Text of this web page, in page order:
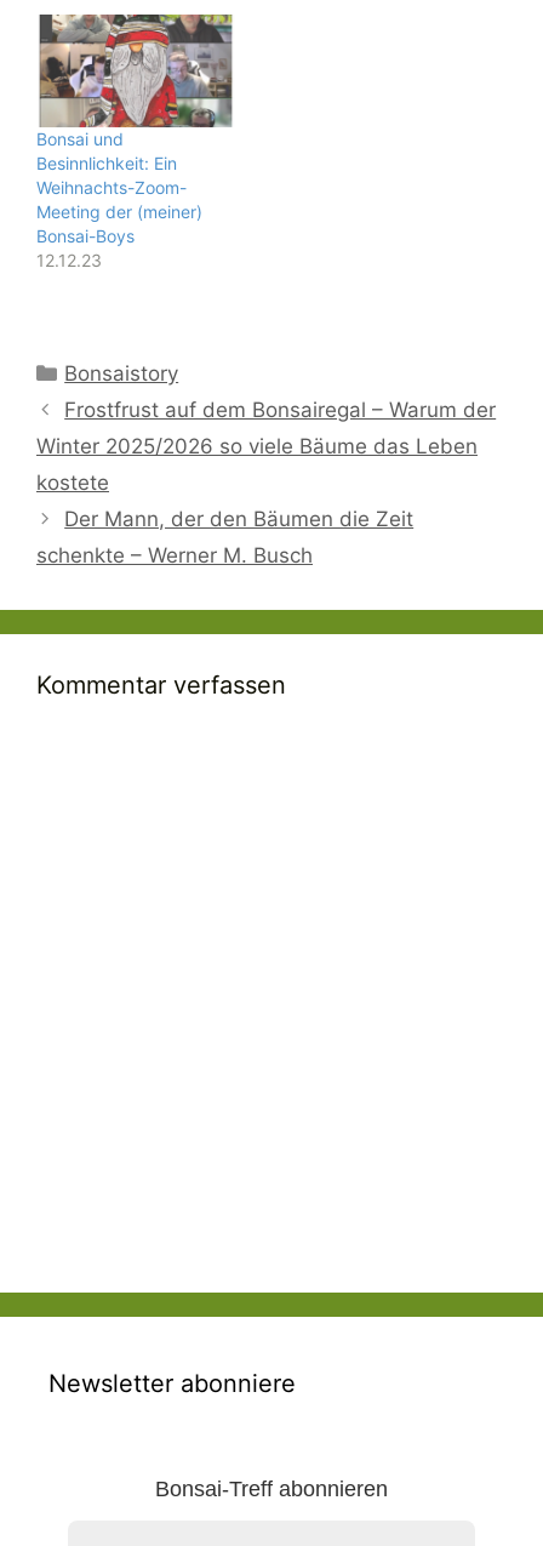
Bonsai und
Besinnlichkeit: Ein
Weihnachts-Zoom-
Meeting der (meiner)
Bonsai-Boys
12.12.23
Kategorien
Bonsaistory
Frostfrust auf dem Bonsairegal – Warum der
Winter 2025/2026 so viele Bäume das Leben
kostete
Der Mann, der den Bäumen die Zeit
schenkte – Werner M. Busch
Kommentar verfassen
Newsletter abonniere
Bonsai-Treff abonnieren